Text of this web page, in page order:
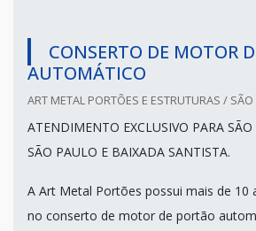
CONSERTO DE MOTOR
AUTOMÁTICO
ART METAL PORTÕES E ESTRUTURAS /
ATENDIMENTO EXCLUSIVO PARA
SÃO PAULO E BAIXADA SANTISTA.
A Art Metal Portões possui mais de 10
no conserto de motor de portão